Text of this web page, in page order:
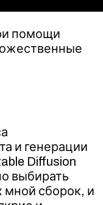
помощи
и генерации
Diffusion
выбирать
сборок, и